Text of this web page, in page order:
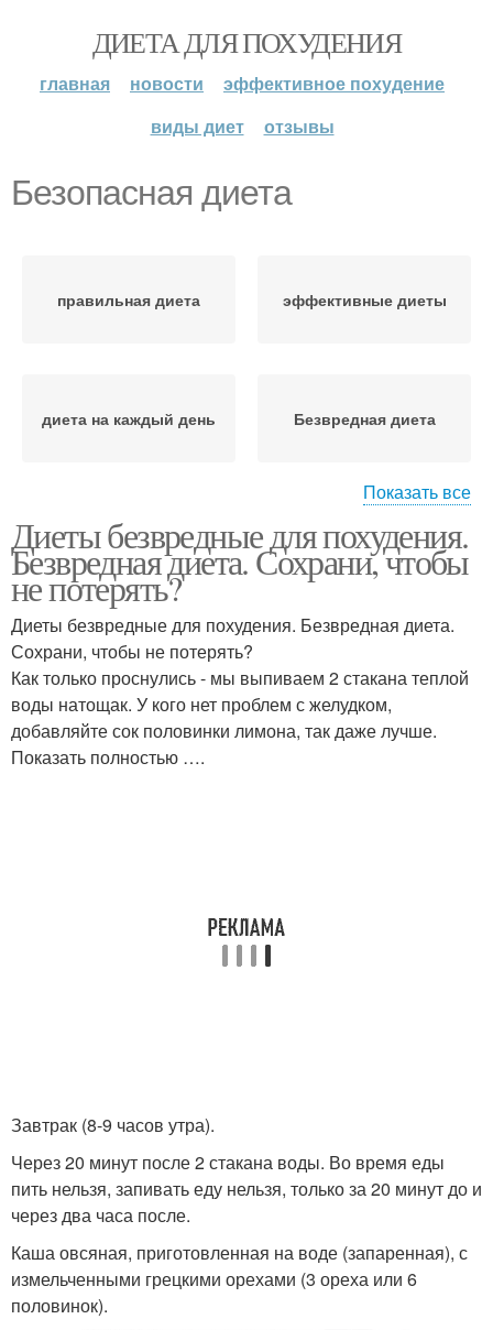
ДИЕТА ДЛЯ ПОХУДЕНИЯ
главная новости
эффективное похудение
виды диет
отзывы
Безопасная диета
правильная диета эффективные диеты
диета на каждый день Безвредная диета
диета для похудения Действенная диета
Диеты для похудения
Диета для быстрого
Показать все
Диеты безвредные для похудения.
Безвредная диета. Сохрани, чтобы
не потерять?
Диеты безвредные для похудения. Безвредная диета.
Сохрани, чтобы не потерять?
Как только проснулись - мы выпиваем 2 стакана теплой
воды натощак. У кого нет проблем с желудком,
добавляйте сок половинки лимона, так даже лучше.
Показать полностью ….
Завтрак (8-9 часов утра).
Через 20 минут после 2 стакана воды. Во время еды
пить нельзя, запивать еду нельзя, только за 20 минут до и
через два часа после.
Каша овсяная, приготовленная на воде (запаренная), с
измельченными грецкими орехами (3 ореха или 6
половинок).